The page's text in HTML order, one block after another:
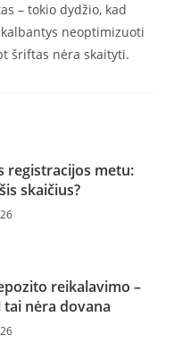
– tokio dydžio, kad
neoptimizuoti
šriftas nėra skaityti.
registracijos metu:
skaičius?
reikalavimo –
nėra dovana